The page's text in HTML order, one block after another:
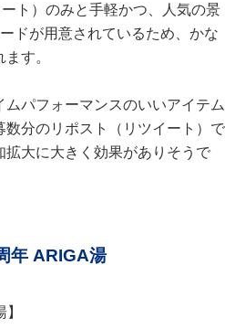
ト）のみと手軽かつ、人気の景
ドが用意されているため、かな
す。
ムパフォーマンスのいいアイテム
分のリポスト（リツイート）で
大に大きく効果がありそうで
年 ARIGA湯